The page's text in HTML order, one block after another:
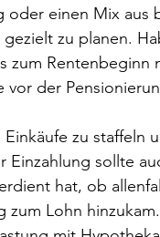
oder einen Mix
zu planen.
zum
vor der
zu
Einzahlung sollte
hat, ob
zum Lohn